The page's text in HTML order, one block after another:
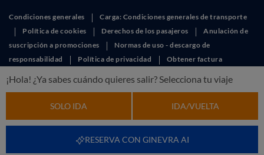
¡Hola! ¿Ya sabes cuándo quieres salir? Selecciona tu viaje
SOLO IDA IDA/VUELTA
RESERVA CON GINEVRA AI
Condiciones generales
Carga: Condiciones generales de transporte
Política de cookies
Derechos de los pasajeros
Anulación de
suscripción a promociones
Normas de uso - descargo de
responsabilidad
Política de privacidad
Obtener factura
This site is protected by reCAPTCHA and the Google Privacy Policy
Terms of Service